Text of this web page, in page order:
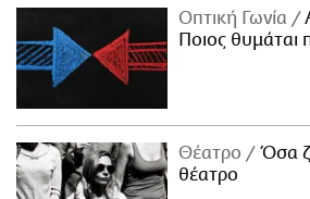
Οπτική Γωνία
Ποιος θυμάται
Θέατρο
Όσα
θέατρο